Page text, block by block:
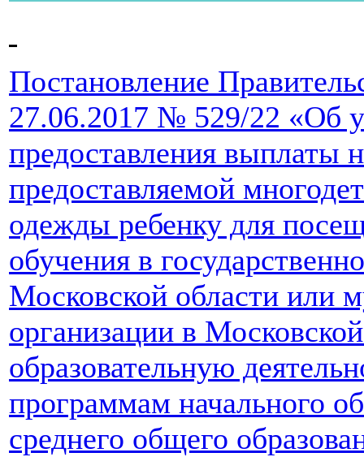
Постановление
27.06.2017 № 529/22 «Об
предоставления выплаты
предоставляемой
одежды ребенку для
обучения в
Московской области или
организации в
образовательную
программам начального
среднего общего